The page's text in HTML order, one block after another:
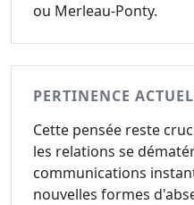
ou Merleau-Ponty.
PERTINENCE
Cette pensée reste
les relations se
communications
nouvelles formes